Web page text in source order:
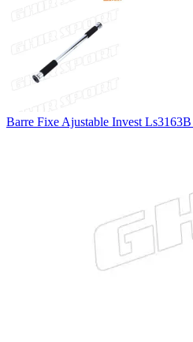
Barre Fixe Ajustable Invest Ls3163B